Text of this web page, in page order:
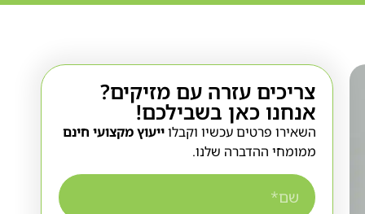
צריכים עזרה עם מזיקים?
אנחנו כאן בשבילכם!
השאירו פרטים עכשיו וקבלוייעוץ מקצועי חינם
ממומחי ההדברה שלנו.